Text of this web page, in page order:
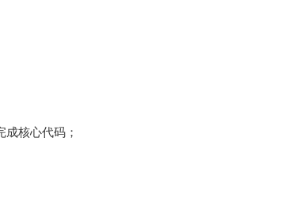
核心代码；